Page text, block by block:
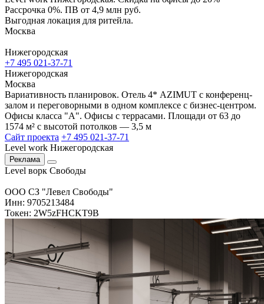
Рассрочка 0%. ПВ от 4,9 млн руб.
Выгодная локация для ритейла.
Москва
Нижегородская
+7 495 021-37-71
Нижегородская
Москва
Вариативность планировок. Отель 4* AZIMUT с конференц-
залом и переговорными в одном комплексе с бизнес-центром.
Офисы класса "А". Офисы с террасами. Площади от 63 до
1574 м² с высотой потолков — 3,5 м
Сайт проекта +7 495 021-37-71
Level work Нижегородская
Реклама
Level ворк Свободы
ООО СЗ "Левел Свободы"
Инн: 9705213484
Токен: 2W5zFHCKT9B